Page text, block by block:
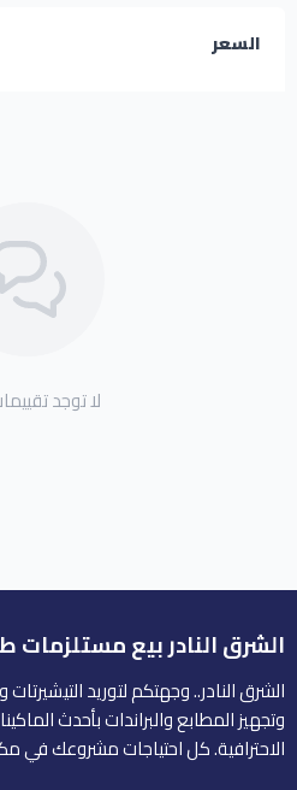
السعر
لا توجد
الشرق النادر بيع مستلزمات
الشرق النادر.. وجهتكم لتوريد
وتجهيز المطابع والبراندات بأحدث
الاحترافية. كل احتياجات مشروعك في